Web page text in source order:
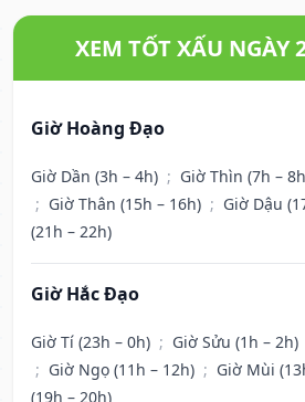
XEM TỐT XẤU NGÀY
Giờ Hoàng Đạo
Giờ Dần (3h – 4h) ; Giờ Thìn (7h –
; Giờ Thân (15h – 16h) ; Giờ Dậu
(21h – 22h)
Giờ Hắc Đạo
Giờ Tí (23h – 0h) ; Giờ Sửu (1h – 2h)
; Giờ Ngọ (11h – 12h) ; Giờ Mùi
(19h – 20h)